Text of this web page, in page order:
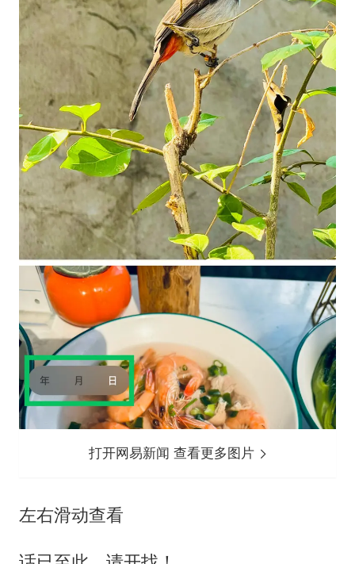
打开网易新闻 查看更多图片
左右滑动查看